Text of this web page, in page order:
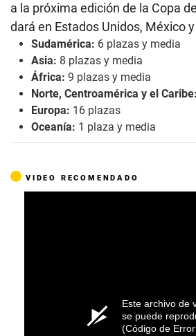
a la próxima edición de la Copa
dará en Estados Unidos, México
Sudamérica: 6 plazas y media
Asia: 8 plazas y media
África: 9 plazas y media
Norte, Centroamérica y el Caribe:
Europa: 16 plazas
Oceanía: 1 plaza y media
VIDEO RECOMENDADO
Este archivo de
se puede
(Código de